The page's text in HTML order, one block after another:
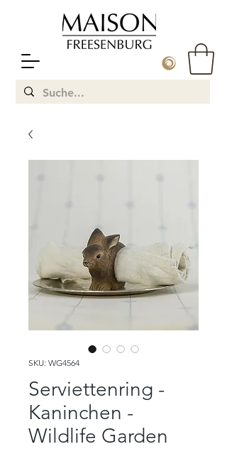
SKU: WG4564
Serviettenring -
Kaninchen -
Wildlife Garden